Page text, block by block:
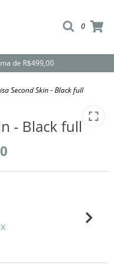
0
de R$499,00
Second Skin - Black full
- Black full